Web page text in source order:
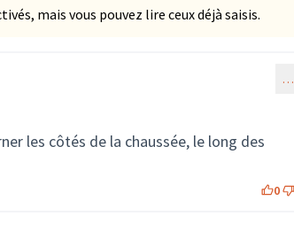
mais vous pouvez lire ceux déjà saisis.
…
les côtés de la chaussée, le long des
0